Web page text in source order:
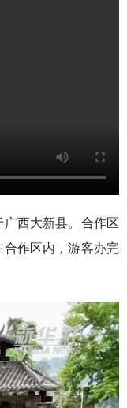
西大新县。合作区
合作区内，游客办完